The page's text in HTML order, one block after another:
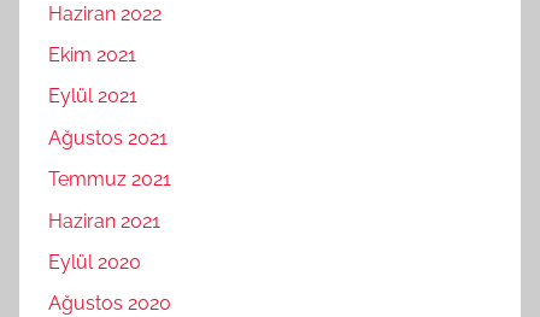
Haziran 2022
Ekim 2021
Eylül 2021
Ağustos 2021
Temmuz 2021
Haziran 2021
Eylül 2020
Ağustos 2020